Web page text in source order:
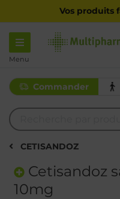
Vos produits
Menu
Commander
CETISANDOZ
Cetisandoz
10mg